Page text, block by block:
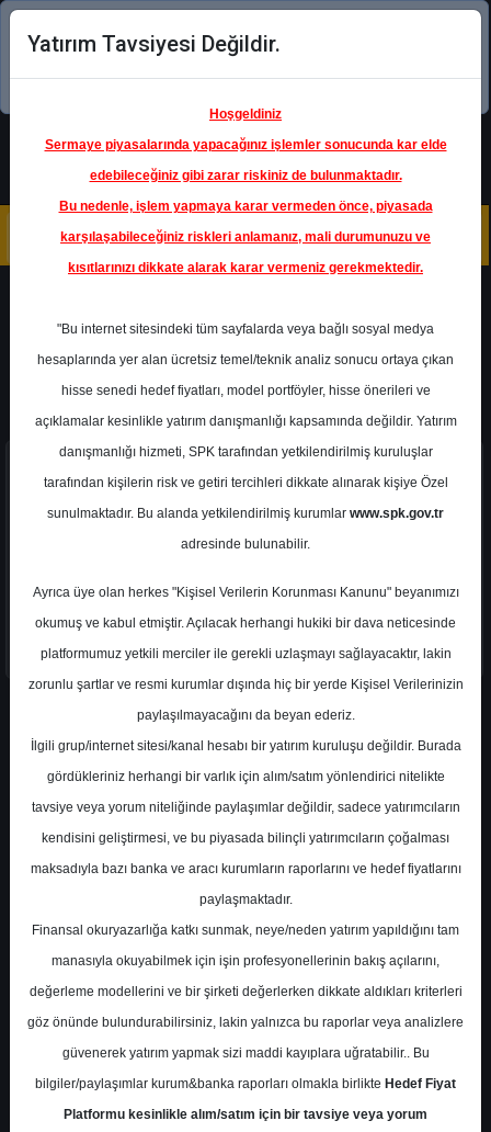
Şimdi uygulamayı indirin!
Bu hisse katılım endeksine uygun değildir.
En Yüksek Tahmin
En Düşük Tahmin 0,00 ₺ (%-100.00)
Çarpanlar
F/K (Fiyat/Kazanç)
25.00
20.00
15.00
10.00
Yatırım Tavsiyesi Değildir.
Hoşgeldiniz
Sermaye piyasalarında yapacağınız işlemler sonucunda kar elde
edebileceğiniz gibi zarar riskiniz de bulunmaktadır.
Bu nedenle, işlem yapmaya karar vermeden önce, piyasada
karşılaşabileceğiniz riskleri anlamanız, mali durumunuzu ve
kısıtlarınızı dikkate alarak karar vermeniz gerekmektedir.
"Bu internet sitesindeki tüm sayfalarda veya bağlı sosyal medya
hesaplarında yer alan ücretsiz temel/teknik analiz sonucu ortaya çıkan
hisse senedi hedef fiyatları, model portföyler, hisse önerileri ve
açıklamalar kesinlikle yatırım danışmanlığı kapsamında değildir. Yatırım
danışmanlığı hizmeti, SPK tarafından yetkilendirilmiş kuruluşlar
tarafından kişilerin risk ve getiri tercihleri dikkate alınarak kişiye Özel
sunulmaktadır. Bu alanda yetkilendirilmiş kurumlar www.spk.gov.tr
adresinde bulunabilir.
Ayrıca üye olan herkes "Kişisel Verilerin Korunması Kanunu" beyanımızı
okumuş ve kabul etmiştir. Açılacak herhangi hukiki bir dava neticesinde
platformumuz yetkili merciler ile gerekli uzlaşmayı sağlayacaktır, lakin
zorunlu şartlar ve resmi kurumlar dışında hiç bir yerde Kişisel Verilerinizin
paylaşılmayacağını da beyan ederiz.
İlgili grup/internet sitesi/kanal hesabı bir yatırım kuruluşu değildir. Burada
gördükleriniz herhangi bir varlık için alım/satım yönlendirici nitelikte
tavsiye veya yorum niteliğinde paylaşımlar değildir, sadece yatırımcıların
kendisini geliştirmesi, ve bu piyasada bilinçli yatırımcıların çoğalması
maksadıyla bazı banka ve aracı kurumların raporlarını ve hedef fiyatlarını
paylaşmaktadır.
Finansal okuryazarlığa katkı sunmak, neye/neden yatırım yapıldığını tam
manasıyla okuyabilmek için işin profesyonellerinin bakış açılarını,
değerleme modellerini ve bir şirketi değerlerken dikkate aldıkları kriterleri
göz önünde bulundurabilirsiniz, lakin yalnızca bu raporlar veya analizlere
güvenerek yatırım yapmak sizi maddi kayıplara uğratabilir.. Bu
bilgiler/paylaşımlar kurum&banka raporları olmakla birlikte Hedef Fiyat
Platformu kesinlikle alım/satım için bir tavsiye veya yorum